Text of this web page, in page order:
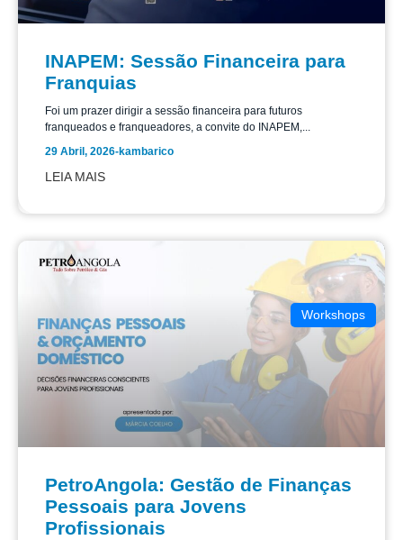
INAPEM: Sessão Financeira para
Franquias
Foi um prazer dirigir a sessão financeira para futuros
franqueados e franqueadores, a convite do INAPEM,...
29 Abril, 2026-kambarico
LEIA MAIS
Workshops
PetroAngola: Gestão de Finanças
Pessoais para Jovens
Profissionais